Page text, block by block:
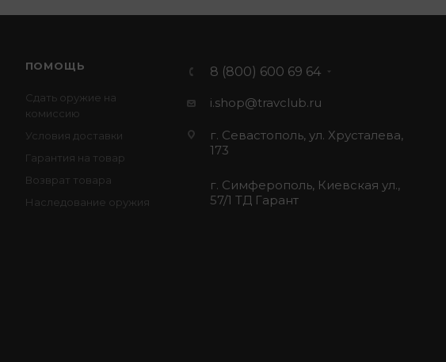
ПОМОЩЬ
Сдать оружие на
комиссию
Условия доставки
Гарантия на товар
Возврат товара
Наследование оружия
8 (800) 600 69 64
i.shop@travclub.ru
г. Севастополь, ул. Хрусталева,
173
г. Симферополь, Киевская ул.,
57/1 ТД Гарант